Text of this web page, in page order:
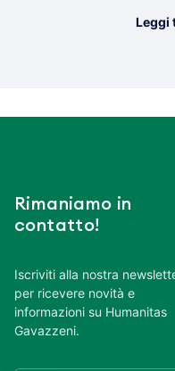
Leggi
Rimaniamo in
contatto!
Iscriviti alla nostra
per ricevere novità e
informazioni su Humanitas
Gavazzeni.